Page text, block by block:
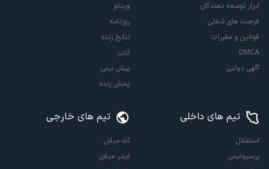
ابزار توسعه دهندگان
فرصت های شغلی
قوانین و مقررات
DMCA
آگهی دولتی
ویدئو
روزنامه
نتایج زنده
آنتن
پیش بینی
پخش زنده
تیم های داخلی
استقلال
پرسپولیس
تیم های خارجی
آث میلان
اینتر میلان